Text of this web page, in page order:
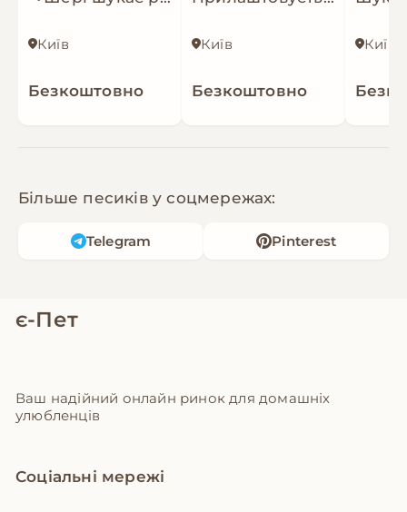
Київ
Безкоштовно
Київ
Безкоштовно
Київ
Більше песиків у соцмережах:
Telegram Pinterest
є-Пет
Ваш надійний онлайн ринок для домашніх
улюбленців
Соціальні мережі